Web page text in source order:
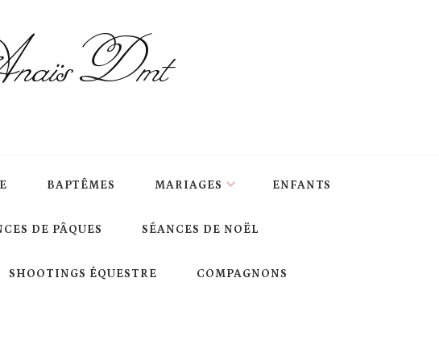
Dmt
BAPTÊMES MARIAGES ENFANTS
DE PÂQUES SÉANCES DE NOËL
SHOOTINGS ÉQUESTRE COMPAGNONS